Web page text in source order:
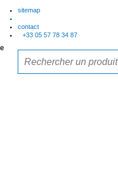
sitemap
contact
+33 05 57 78 34 87